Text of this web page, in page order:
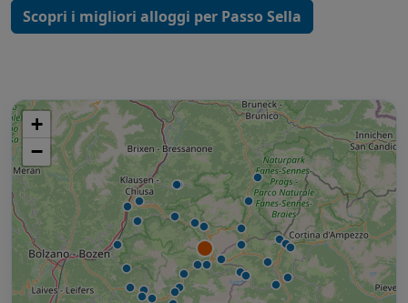
Scopri i migliori alloggi per Passo Sella
+
−